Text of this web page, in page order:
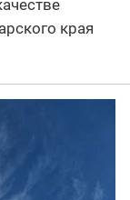
края